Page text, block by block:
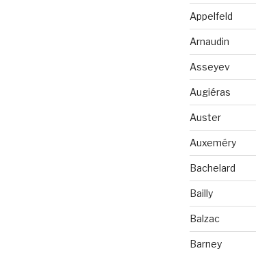
Appelfeld
Arnaudin
Asseyev
Augiéras
Auster
Auxeméry
Bachelard
Bailly
Balzac
Barney